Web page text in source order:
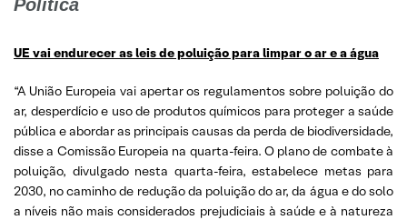
Política
UE vai endurecer as leis de poluição para limpar o ar e a água
“A União Europeia vai apertar os regulamentos sobre poluição do
ar, desperdício e uso de produtos químicos para proteger a saúde
pública e abordar as principais causas da perda de biodiversidade,
disse a Comissão Europeia na quarta-feira. O plano de combate à
poluição, divulgado nesta quarta-feira, estabelece metas para
2030, no caminho de redução da poluição do ar, da água e do solo
a níveis não mais considerados prejudiciais à saúde e à natureza